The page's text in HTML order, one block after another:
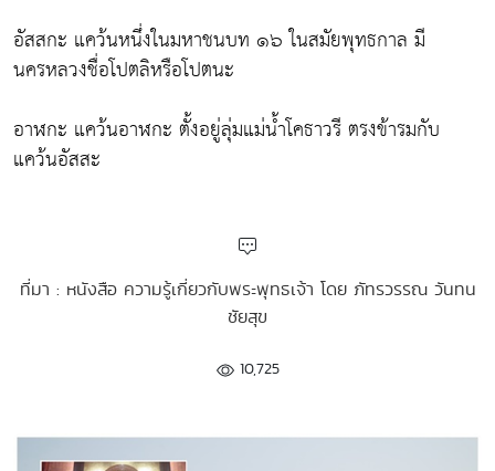
อัสสกะ แคว้นหนึ่งในมหาชนบท ๑๖ ในสมัยพุทธกาล มี
นครหลวงชื่อโปตลิหรือโปตนะ
อาฬกะ แคว้นอาฬกะ ตั้งอยู่ลุ่มแม่น้ำโคธาวรี ตรงข้ารมกับ
แคว้นอัสสะ
ที่มา : หนังสือ ความรู้เกี่ยวกับพระพุทธเจ้า โดย ภัทรวรรณ วันทน
ชัยสุข
10,725